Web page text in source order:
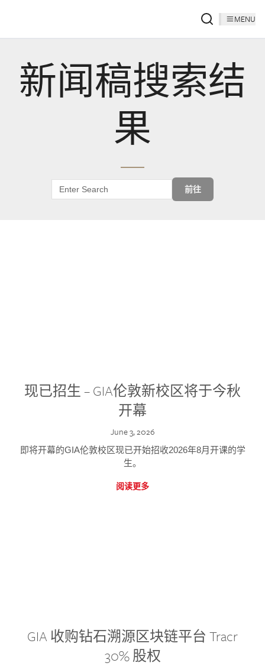
MENU
新闻稿搜索结
果
前往
现已招生 – GIA伦敦新校区将于今秋
开幕
June 3, 2026
即将开幕的GIA伦敦校区现已开始招收2026年8月开课的学
生。
阅读更多
GIA 收购钻石溯源区块链平台 Tracr
30% 股权